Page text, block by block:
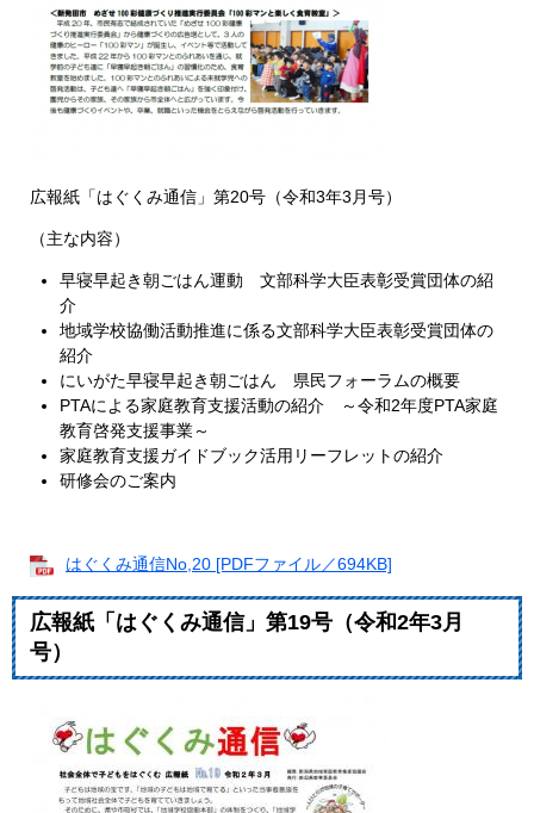
広報紙「はぐくみ通信」第20号（令和3年3月号）
（主な内容）
早寝早起き朝ごはん運動 文部科学大臣表彰受賞団体の紹
介
地域学校協働活動推進に係る文部科学大臣表彰受賞団体の
紹介
にいがた早寝早起き朝ごはん 県民フォーラムの概要
PTAによる家庭教育支援活動の紹介 ～令和2年度PTA家庭
教育啓発支援事業～
家庭教育支援ガイドブック活用リーフレットの紹介
研修会のご案内
はぐくみ通信No,20 [PDFファイル／694KB]
広報紙「はぐくみ通信」第19号（令和2年3月
号）